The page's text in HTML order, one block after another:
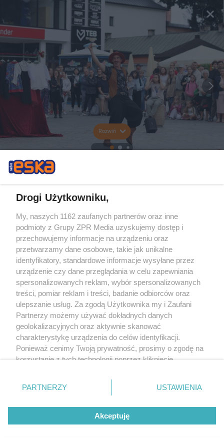
Rozwiń
Drogi Użytkowniku,
My, naszych 1162 zaufanych partnerów oraz inne
podmioty z Grupy ZPR Media uzyskujemy dostęp i
przechowujemy informacje na urządzeniu oraz
przetwarzamy dane osobowe, takie jak unikalne
identyfikatory, standardowe informacje wysyłane przez
urządzenie czy dane przeglądania w celu zapewniania
spersonalizowanych reklam, wybór spersonalizowanych
treści, pomiar reklam i treści, badanie odbiorców oraz
ulepszanie usług. Za zgodą Użytkownika my i Zaufani
Partnerzy możemy używać dokładnych danych
geolokalizacyjnych oraz aktywnie skanować
charakterystykę urządzenia do celów identyfikacji.
Ponieważ cenimy Twoją prywatność, prosimy o zgodę na
korzystanie z tych technologii poprzez kliknięcie
zmienić/wycofać klikając przycisk ustawień prywatności
znajdujący się w lewym dolnym rogu strony
rodzaje przetwarzania danych nie wymagają zgody
użytkownika, ale masz prawo sprzeciwić się takiemu
przetwarzaniu. Preferencje będą miały zastosowanie tylko
PARTNERZY USTAWIENIA
Akceptuję